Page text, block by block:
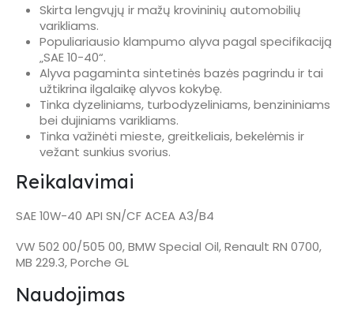
Skirta lengvųjų ir mažų krovininių automobilių
varikliams.
Populiariausio klampumo alyva pagal specifikaciją
„SAE 10-40“.
Alyva pagaminta sintetinės bazės pagrindu ir tai
užtikrina ilgalaikę alyvos kokybę.
Tinka dyzeliniams, turbodyzeliniams, benzininiams
bei dujiniams varikliams.
Tinka važinėti mieste, greitkeliais, bekelėmis ir
vežant sunkius svorius.
Reikalavimai
SAE 10W-40 API SN/CF ACEA A3/B4
VW 502 00/505 00, BMW Special Oil, Renault RN 0700,
MB 229.3, Porche GL
Naudojimas